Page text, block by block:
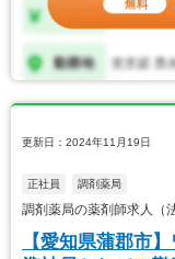
更新日：2024年11月19日
正社員 調剤薬局
調剤薬局の薬剤師求人（
【愛知県蒲郡市